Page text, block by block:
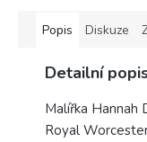
Popis Diskuze
Detailní
Malířka Hannah
Royal